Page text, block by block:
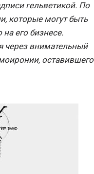
гельветикой. По
которые могут быть
его бизнесе.
через внимательный
оставившего